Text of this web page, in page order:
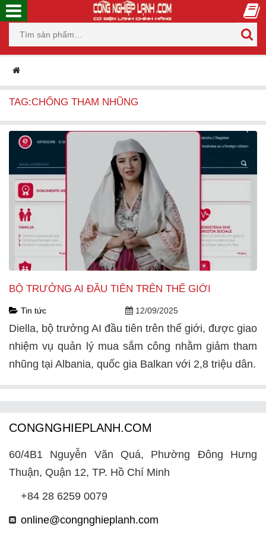
TAG:CHỐNG THAM NHŨNG
BỘ TRƯỞNG AI ĐẦU TIÊN TRÊN THẾ GIỚI
Tin tức 12/09/2025
Diella, bộ trưởng AI đầu tiên trên thế giới, được giao
nhiệm vụ quản lý mua sắm công nhằm giảm tham
nhũng tại Albania, quốc gia Balkan với 2,8 triệu dân.
CONGNGHIEPLANH.COM
60/4B1 Nguyễn Văn Quá, Phường Đông Hưng
Thuận, Quận 12, TP. Hồ Chí Minh
+84 28 6259 0079
online@congnghieplanh.com